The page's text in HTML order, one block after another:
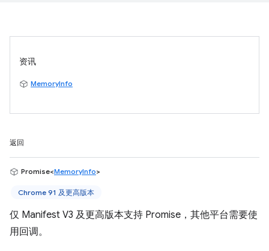
资讯
MemoryInfo
返回
Promise<MemoryInfo>
Chrome 91 及更高版本
仅 Manifest V3 及更高版本支持 Promise，其他平台需要使
用回调。